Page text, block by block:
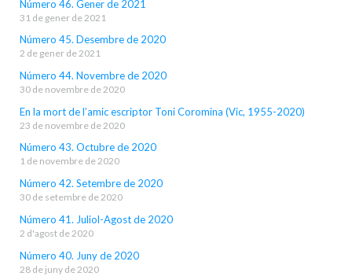
Número 46. Gener de 2021
31 de gener de 2021
Número 45. Desembre de 2020
2 de gener de 2021
Número 44. Novembre de 2020
30 de novembre de 2020
En la mort de l’amic escriptor Toni Coromina (Vic, 1955-2020)
23 de novembre de 2020
Número 43. Octubre de 2020
1 de novembre de 2020
Número 42. Setembre de 2020
30 de setembre de 2020
Número 41. Juliol-Agost de 2020
2 d'agost de 2020
Número 40. Juny de 2020
28 de juny de 2020